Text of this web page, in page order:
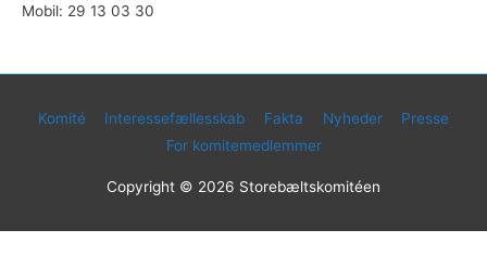
Mobil: 29 13 03 30
Komité Interessefællesskab Fakta Nyheder
Presse
For komitemedlemmer
Copyright © 2026 Storebæltskomitéen